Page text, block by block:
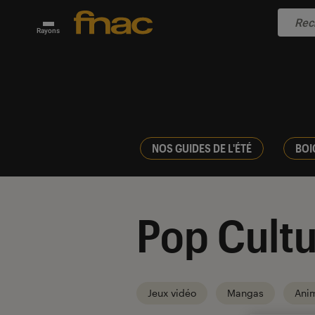
Rayons
NOS GUIDES DE L'ÉTÉ
Pop
Jeux vidéo Mangas